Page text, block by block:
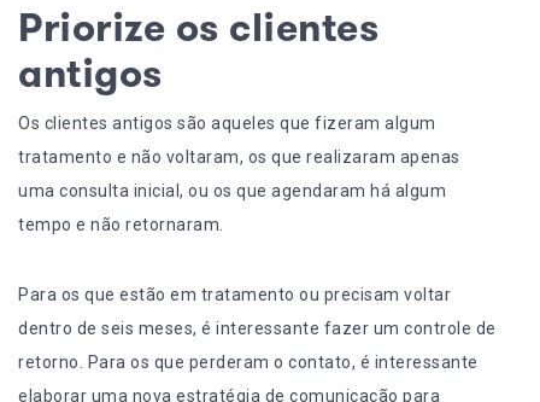
Priorize os clientes
antigos
Os clientes antigos são aqueles que fizeram algum
tratamento e não voltaram, os que realizaram apenas
uma consulta inicial, ou os que agendaram há algum
tempo e não retornaram.
Para os que estão em tratamento ou precisam voltar
dentro de seis meses, é interessante fazer um controle de
retorno. Para os que perderam o contato, é interessante
elaborar uma nova estratégia de comunicação para